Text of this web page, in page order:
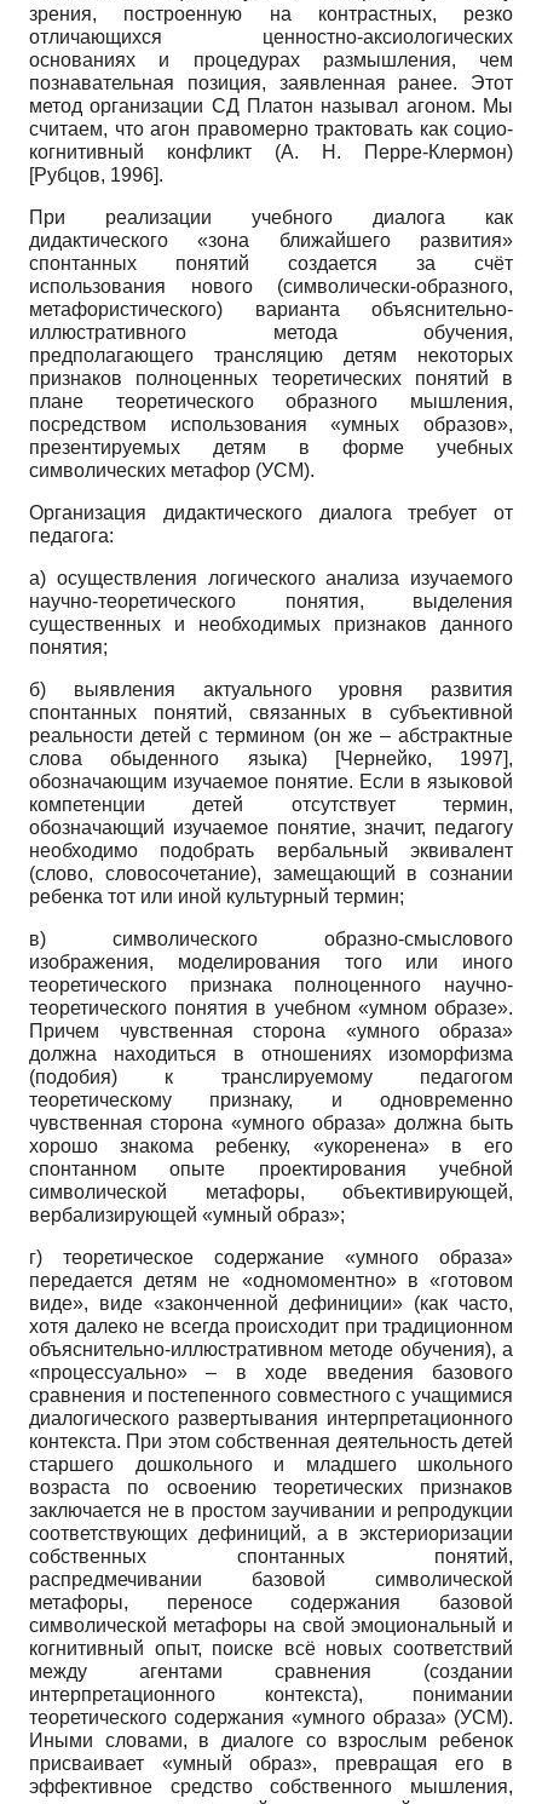
зрения, построенную на контрастных, резко
отличающихся ценностно-аксиологических
основаниях и процедурах размышления, чем
познавательная позиция, заявленная ранее. Этот
метод организации СД Платон называл агоном. Мы
считаем, что агон правомерно трактовать как социо-
когнитивный конфликт (А. Н. Перре-Клермон)
[Рубцов, 1996].
При реализации учебного диалога как
дидактического «зона ближайшего развития»
спонтанных понятий создается за счёт
использования нового (символически-образного,
метафористического) варианта объяснительно-
иллюстративного метода обучения,
предполагающего трансляцию детям некоторых
признаков полноценных теоретических понятий в
плане теоретического образного мышления,
посредством использования «умных образов»,
презентируемых детям в форме учебных
символических метафор (УСМ).
Организация дидактического диалога требует от
педагога:
а) осуществления логического анализа изучаемого
научно-теоретического понятия, выделения
существенных и необходимых признаков данного
понятия;
б) выявления актуального уровня развития
спонтанных понятий, связанных в субъективной
реальности детей с термином (он же – абстрактные
слова обыденного языка)
[Чернейко, 1997],
обозначающим изучаемое понятие. Если в языковой
компетенции детей отсутствует термин,
обозначающий изучаемое понятие, значит, педагогу
необходимо подобрать вербальный эквивалент
(слово, словосочетание), замещающий в сознании
ребенка тот или иной культурный термин;
в) символического образно-смыслового
изображения, моделирования того или иного
теоретического признака полноценного научно-
теоретического понятия в учебном «умном образе».
Причем чувственная сторона «умного образа»
должна находиться в отношениях изоморфизма
(подобия) к транслируемому педагогом
теоретическому признаку, и одновременно
чувственная сторона «умного образа» должна быть
хорошо знакома ребенку, «укоренена» в его
спонтанном опыте проектирования учебной
символической метафоры, объективирующей,
вербализирующей «умный образ»;
г) теоретическое содержание «умного образа»
передается детям не «одномоментно» в «готовом
виде», виде «законченной дефиниции» (как часто,
хотя далеко не всегда происходит при традиционном
объяснительно-иллюстративном методе обучения), а
«процессуально» – в ходе введения базового
сравнения и постепенного совместного с учащимися
диалогического развертывания интерпретационного
контекста. При этом собственная деятельность детей
старшего дошкольного и младшего школьного
возраста по освоению теоретических признаков
заключается не в простом заучивании и репродукции
соответствующих дефиниций, а в экстериоризации
собственных спонтанных понятий,
распредмечивании базовой символической
метафоры, переносе содержания базовой
символической метафоры на свой эмоциональный и
когнитивный опыт, поиске всё новых соответствий
между агентами сравнения (создании
интерпретационного контекста), понимании
теоретического содержания «умного образа» (УСМ).
Иными словами, в диалоге со взрослым ребенок
присваивает «умный образ», превращая его в
эффективное средство собственного мышления,